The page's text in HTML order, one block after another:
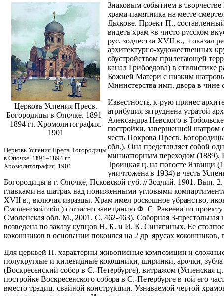
Церковь Успения Пресв.
Богородицы в Опочке. 1891–
1894 гг. Хромолитография.
1901
Церковь Успения Пресв. Богородицы
в Опочке. 1891–1894 гг.
Хромолитография. 1901
Знаковым событием в творчестве
храма-памятника на месте
Дьякове. Проект П.,
видеть храм «в чисто русском
рус. зодчества XVII в., и оказал
архитектурно-художественных
обустройством прилегающей
канал Грибоедова) в стилистике
Божией Матери с низким
Министерства имп. двора в чине
Известность, к-рую принес
атрибуция затруднена утратой
Александра Невского в
постройки, завершенной шатром
честь Покрова Пресв.
обл.). Она представляет собой
миниатюрным переходом (1889).
Троицкая ц. на погосте Язвищи
уничтожена в 1934) в честь
Богородицы в г. Опочке, Псковской губ. // Зодчий. 1901. Вып.
главками на шатрах над пониженными угловыми
XVII в., включая изразцы. Храм имел роскошное убранство,
Смоленской обл.) согласно завещанию Ф. С. Ракеева по
Смоленская обл. М., 2001. С. 462-463). Соборная 3-
возведена по заказу купцов Н. К. и И. К. Синягиных. Ее
кокошников в основании покоился на 2 др. ярусах
Для церквей П. характерны живописные композиции и
полукруглые и килевидные кокошники, ширинки, арочки,
(Воскресенский собор в С.-Петербурге), витражом
постройке Воскресенского собора в С.-Петербурге в той его
вместо традиц. свайной конструкции. Узнаваемой чертой